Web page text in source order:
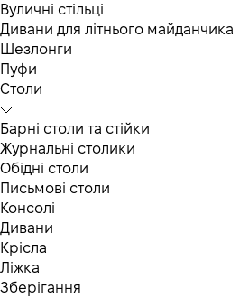
Вуличні стільці
Дивани для літнього майданчика
Шезлонги
Пуфи
Столи
Барні столи та стійки
Журнальні столики
Обідні столи
Письмові столи
Консолі
Дивани
Крісла
Ліжка
Зберігання